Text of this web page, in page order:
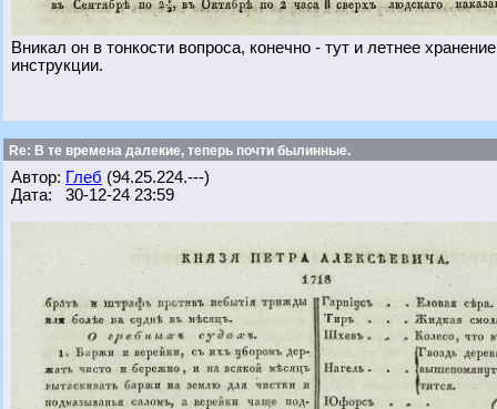
Вникал он в тонкости вопроса, конечно - тут и летнее
инструкции.
Re: В те времена далекие, теперь почти былинные.
Автор: Глеб (94.25.224.---)
Дата: 30-12-24 23:59